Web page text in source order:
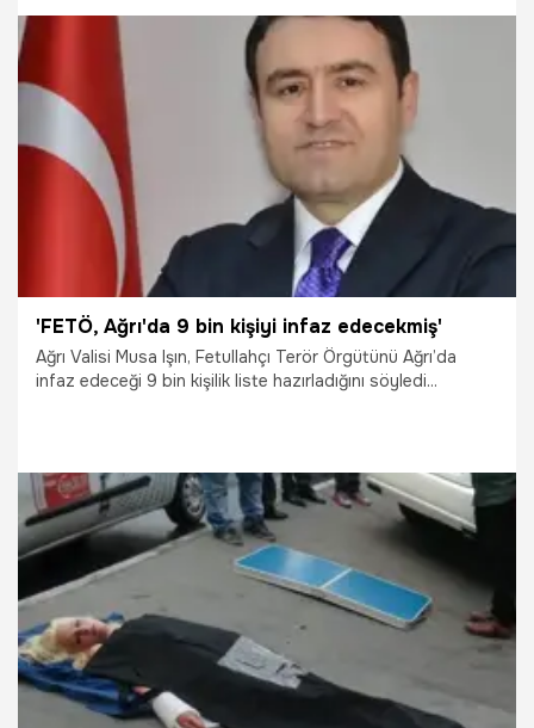
21.11.2016
'FETÖ, Ağrı'da 9 bin kişiyi infaz edecekmiş'
Ağrı Valisi Musa Işın, Fetullahçı Terör Örgütünü Ağrı’da
infaz edeceği 9 bin kişilik liste hazırladığını söyledi...
29.09.2021